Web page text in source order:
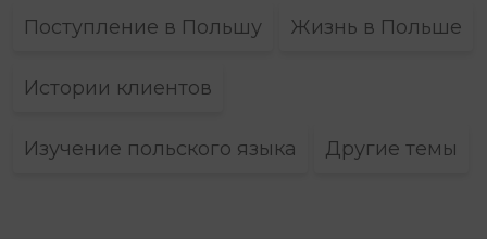
Поступление в Польшу Жизнь в Польше
Истории клиентов
Изучение польского языка Другие темы